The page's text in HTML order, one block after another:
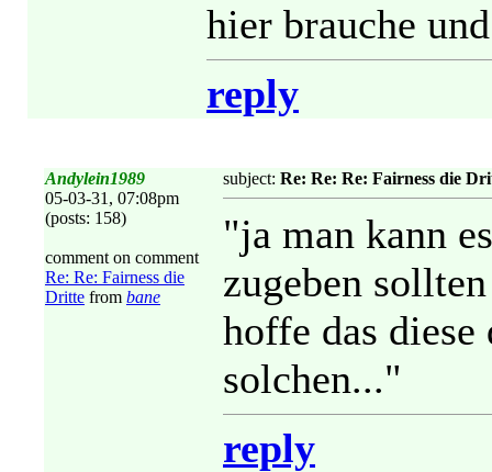
hier brauche
reply
Andylein1989
05-03-31, 07:08pm
(posts: 158)
comment on comment
Re: Re: Fairness die
Dritte from bane
subject: Re: Re: Re: Fairness die
"ja man kann
zugeben
hoffe das
solchen..."
reply